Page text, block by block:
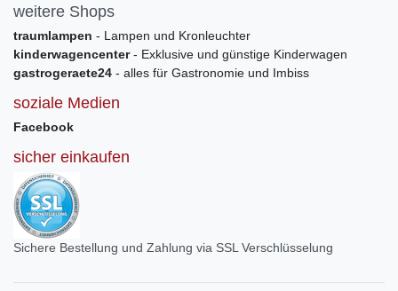
weitere Shops
traumlampen - Lampen und Kronleuchter
kinderwagencenter- Exklusive und günstige Kinderwagen
gastrogeraete24 - alles für Gastronomie und Imbiss
soziale Medien
Facebook
sicher einkaufen
Sichere Bestellung und Zahlung via SSL Verschlüsselung